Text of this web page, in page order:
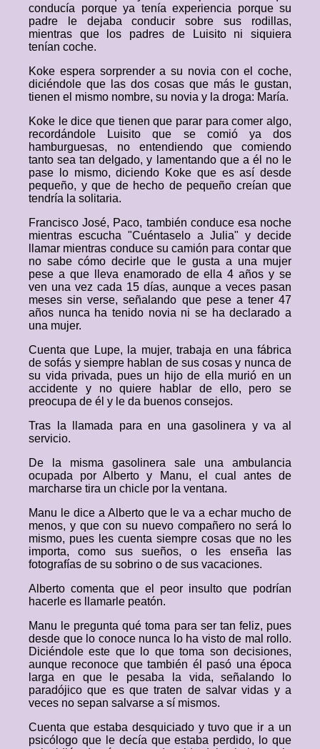
conducía porque ya tenía experiencia porque su
padre le dejaba conducir sobre sus rodillas,
mientras que los padres de Luisito ni siquiera
tenían coche.
Koke espera sorprender a su novia con el coche,
diciéndole que las dos cosas que más le gustan,
tienen el mismo nombre, su novia y la droga: María.
Koke le dice que tienen que parar para comer algo,
recordándole Luisito que se comió ya dos
hamburguesas, no entendiendo que comiendo
tanto sea tan delgado, y lamentando que a él no le
pase lo mismo, diciendo Koke que es así desde
pequeño, y que de hecho de pequeño creían que
tendría la solitaria.
Francisco José, Paco, también conduce esa noche
mientras escucha "Cuéntaselo a Julia" y decide
llamar mientras conduce su camión para contar que
no sabe cómo decirle que le gusta a una mujer
pese a que lleva enamorado de ella 4 años y se
ven una vez cada 15 días, aunque a veces pasan
meses sin verse, señalando que pese a tener 47
años nunca ha tenido novia ni se ha declarado a
una mujer.
Cuenta que Lupe, la mujer, trabaja en una fábrica
de sofás y siempre hablan de sus cosas y nunca de
su vida privada, pues un hijo de ella murió en un
accidente y no quiere hablar de ello, pero se
preocupa de él y le da buenos consejos.
Tras la llamada para en una gasolinera y va al
servicio.
De la misma gasolinera sale una ambulancia
ocupada por Alberto y Manu, el cual antes de
marcharse tira un chicle por la ventana.
Manu le dice a Alberto que le va a echar mucho de
menos, y que con su nuevo compañero no será lo
mismo, pues les cuenta siempre cosas que no les
importa, como sus sueños, o les enseña las
fotografías de su sobrino o de sus vacaciones.
Alberto comenta que el peor insulto que podrían
hacerle es llamarle peatón.
Manu le pregunta qué toma para ser tan feliz, pues
desde que lo conoce nunca lo ha visto de mal rollo.
Diciéndole este que lo que toma son decisiones,
aunque reconoce que también él pasó una época
larga en que le pesaba la vida, señalando lo
paradójico que es que traten de salvar vidas y a
veces no sepan salvarse a sí mismos.
Cuenta que estaba desquiciado y tuvo que ir a un
psicólogo que le decía que estaba perdido, lo que